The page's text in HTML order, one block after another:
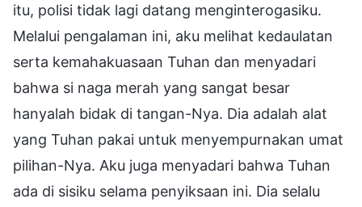
itu, polisi tidak lagi datang menginterogasiku.
Melalui pengalaman ini, aku melihat kedaulatan
serta kemahakuasaan Tuhan dan menyadari
bahwa si naga merah yang sangat besar
hanyalah bidak di tangan-Nya. Dia adalah alat
yang Tuhan pakai untuk menyempurnakan umat
pilihan-Nya. Aku juga menyadari bahwa Tuhan
ada di sisiku selama penyiksaan ini. Dia selalu